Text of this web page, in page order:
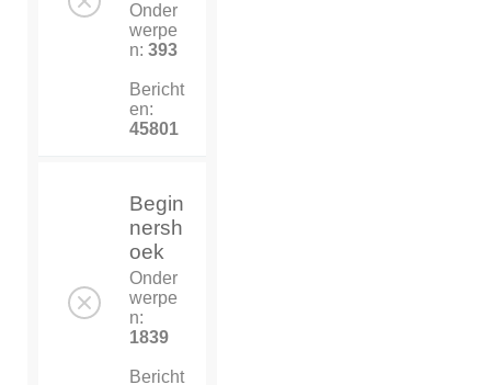
Onder
werpe
n: 393
Bericht
en:
45801
Begin
nersh
oek
Onder
werpe
n:
1839
Bericht